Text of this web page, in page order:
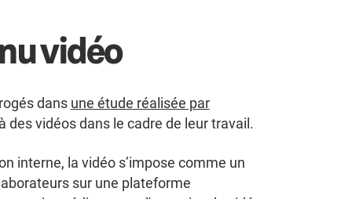
vidéo
dans une étude réalisée par
des vidéos dans le cadre de leur travail.
interne, la vidéo s’impose comme un
sur une plateforme